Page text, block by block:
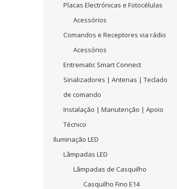
Placas Electrónicas e Fotocélulas
Acessórios
Comandos e Receptores via rádio
Acessórios
Entrematic Smart Connect
Sinalizadores | Antenas | Teclado
de comando
Instalação | Manutenção | Apoio
Técnico
Iluminação LED
Lâmpadas LED
Lâmpadas de Casquilho
Casquilho Fino E14